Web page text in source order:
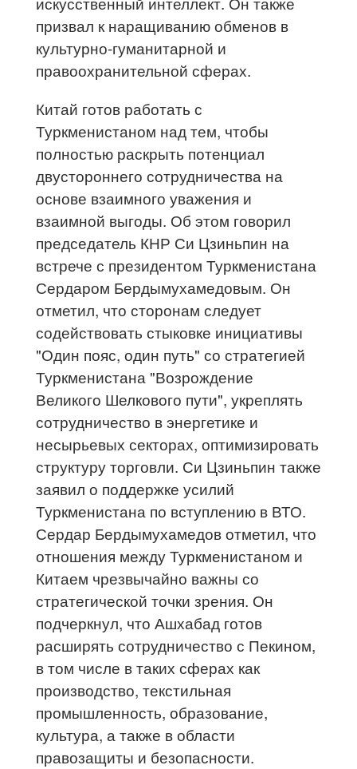
призвал к наращиванию обменов в
культурно-гуманитарной и
правоохранительной сферах.
Китай готов работать с
Туркменистаном над тем, чтобы
полностью раскрыть потенциал
двустороннего сотрудничества на
основе взаимного уважения и
взаимной выгоды. Об этом говорил
председатель КНР Си Цзиньпин на
встрече с президентом Туркменистана
Сердаром Бердымухамедовым. Он
отметил, что сторонам следует
содействовать стыковке инициативы
"Один пояс, один путь" со стратегией
Туркменистана "Возрождение
Великого Шелкового пути", укреплять
сотрудничество в энергетике и
несырьевых секторах, оптимизировать
структуру торговли. Си Цзиньпин также
заявил о поддержке усилий
Туркменистана по вступлению в ВТО.
Сердар Бердымухамедов отметил, что
отношения между Туркменистаном и
Китаем чрезвычайно важны со
стратегической точки зрения. Он
подчеркнул, что Ашхабад готов
расширять сотрудничество с Пекином,
в том числе в таких сферах как
производство, текстильная
промышленность, образование,
культура, а также в области
правозащиты и безопасности.